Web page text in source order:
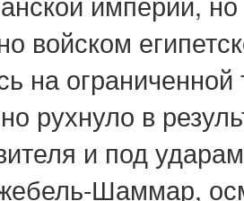
войском
на
рухнуло в
и под
Шаммар,